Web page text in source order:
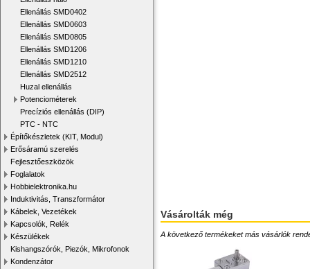
Ellenállás SMD0402
Ellenállás SMD0603
Ellenállás SMD0805
Ellenállás SMD1206
Ellenállás SMD1210
Ellenállás SMD2512
Huzal ellenállás
Potenciométerek
Precíziós ellenállás (DIP)
PTC - NTC
Építőkészletek (KIT, Modul)
Erősáramú szerelés
Fejlesztőeszközök
Foglalatok
Hobbielektronika.hu
Induktivitás, Transzformátor
Kábelek, Vezetékek
Kapcsolók, Relék
Készülékek
Kishangszórók, Piezók, Mikrofonok
Kondenzátor
Vásárolták még
A következő termékeket más vásárlók